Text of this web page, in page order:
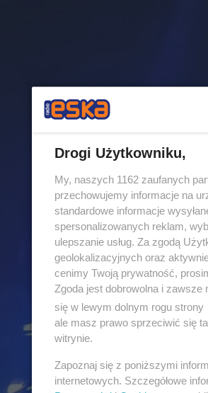
Drogi Użytkowniku,
My, naszych 1162 zaufanych
przechowujemy informacje na
standardowe informacje
spersonalizowanych reklam,
ulepszanie usług. Za zgodą
geolokalizacyjnych oraz
cenimy Twoją prywatność,
Zgoda jest dobrowolna i
się w lewym dolnym rogu strony
ale masz prawo sprzeciwić się
witrynie.
Zapoznaj się z poniższymi
internetowych. Szczegółowe